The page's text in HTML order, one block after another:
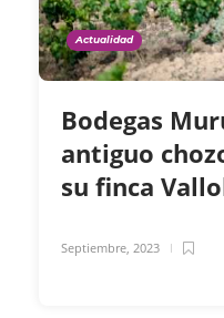
Actualidad
Bodegas
antiguo
su finca
Septiembre, 2023